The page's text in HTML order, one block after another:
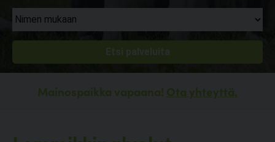
Mainospaikka vapaana! Ota yhteyttä.